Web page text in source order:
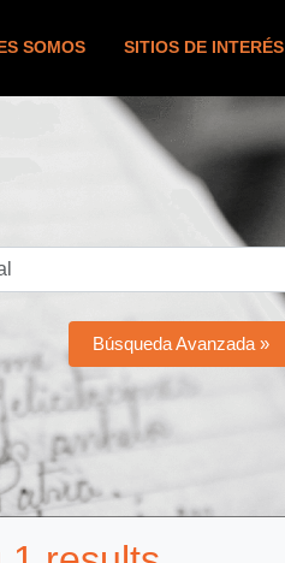
SOMOS SITIOS DE INTERÉS
Búsqueda Avanzada »